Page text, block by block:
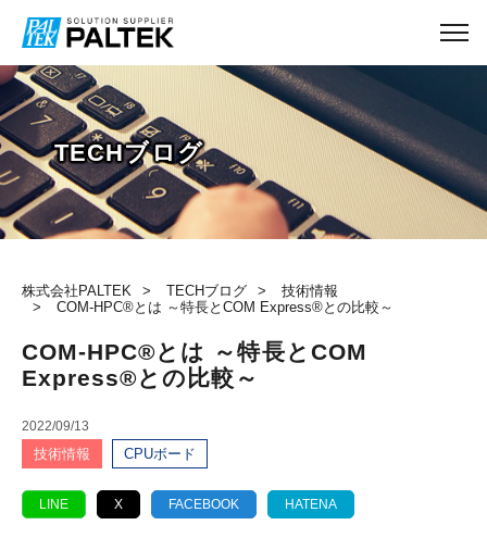
株式会社PALTEK TECHブログ
技術情報
COM-HPC®とは ～特長とCOM Express®との比較～
TECHブログ
COM-HPC®とは ～特長とCOM
Express®との比較～
2022/09/13
技術情報 CPUボード
LINE X FACEBOOK HATENA